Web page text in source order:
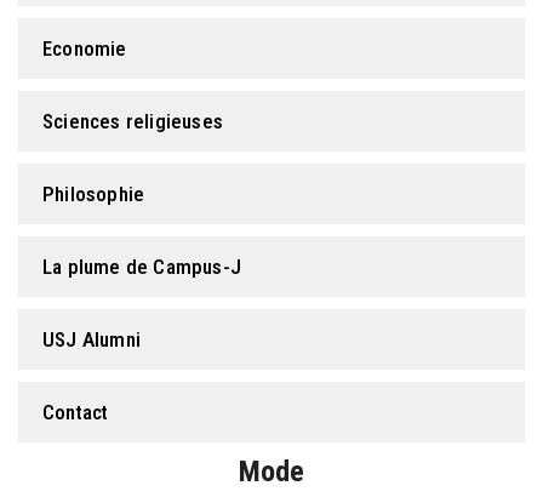
Economie
Sciences religieuses
Philosophie
La plume de Campus-J
USJ Alumni
Contact
Mode